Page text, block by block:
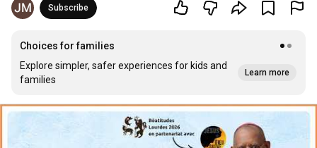
Subscribe
Choices for families
Explore simpler, safer experiences for kids and
families
Learn more